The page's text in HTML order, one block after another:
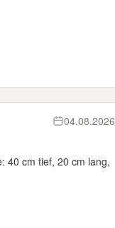
04.08.2026
40 cm tief, 20 cm lang,